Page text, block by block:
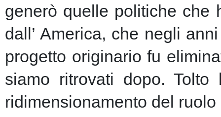
generò quelle politiche che
dall’ America, che negli
progetto originario fu
siamo ritrovati dopo.
ridimensionamento del